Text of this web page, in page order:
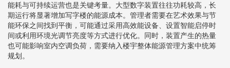
能耗与可持续运营也是关键考量。大型数字装置往往功耗较高，长
期运行将显著增加写字楼的能源成本。管理者需要在艺术效果与节
能环保之间找到平衡，可能通过采用高效能设备、设置智能启停时
间或利用环境光调节亮度等方式进行优化。同时，装置产生的热量
也可能影响室内空调负荷，需要纳入楼宇整体能源管理方案中统筹
规划。